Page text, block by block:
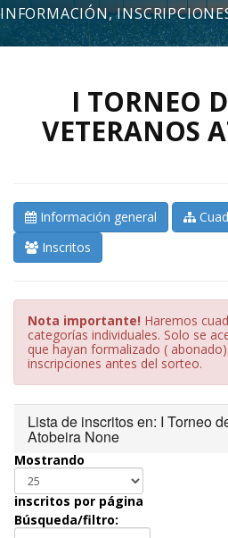
INFORMACIÓN,
I TORNEO
VETERANOS
Información general
Inscritos
Nota importante! Haremos
categorías individuales. Solo se
que hayan formalizado (
inscripciones antes del sorteo.
Lista de inscritos en: I Torneo
Atobeira None
Mostrando
inscritos por página
Búsqueda/filtro: